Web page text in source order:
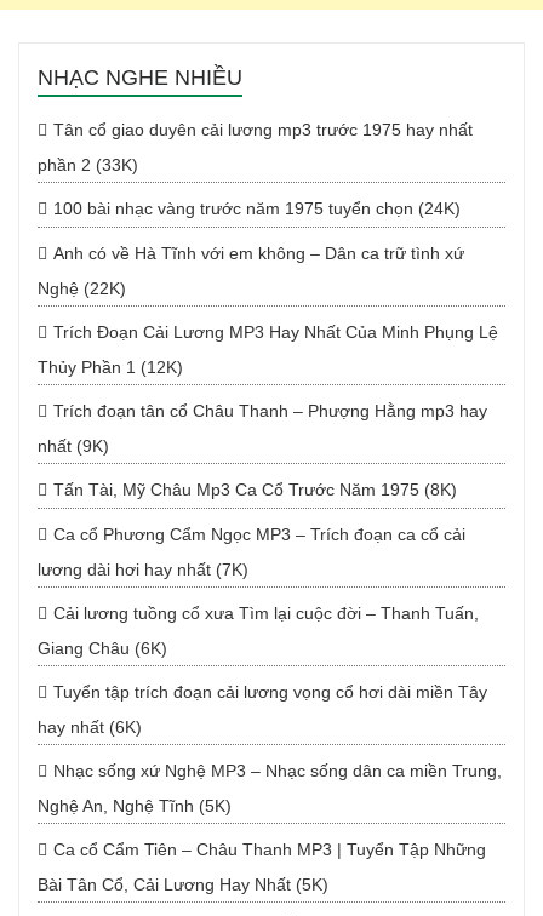
NHẠC NGHE NHIỀU
Tân cổ giao duyên cải lương mp3 trước 1975 hay nhất
phần 2 (33K)
100 bài nhạc vàng trước năm 1975 tuyển chọn (24K)
Anh có về Hà Tĩnh với em không – Dân ca trữ tình xứ
Nghệ (22K)
Trích Đoạn Cải Lương MP3 Hay Nhất Của Minh Phụng Lệ
Thủy Phần 1 (12K)
Trích đoạn tân cổ Châu Thanh – Phượng Hằng mp3 hay
nhất (9K)
Tấn Tài, Mỹ Châu Mp3 Ca Cổ Trước Năm 1975 (8K)
Ca cổ Phương Cẩm Ngọc MP3 – Trích đoạn ca cổ cải
lương dài hơi hay nhất (7K)
Cải lương tuồng cổ xưa Tìm lại cuộc đời – Thanh Tuấn,
Giang Châu (6K)
Tuyển tập trích đoạn cải lương vọng cổ hơi dài miền Tây
hay nhất (6K)
Nhạc sống xứ Nghệ MP3 – Nhạc sống dân ca miền Trung,
Nghệ An, Nghệ Tĩnh (5K)
Ca cổ Cẩm Tiên – Châu Thanh MP3 | Tuyển Tập Những
Bài Tân Cổ, Cải Lương Hay Nhất (5K)